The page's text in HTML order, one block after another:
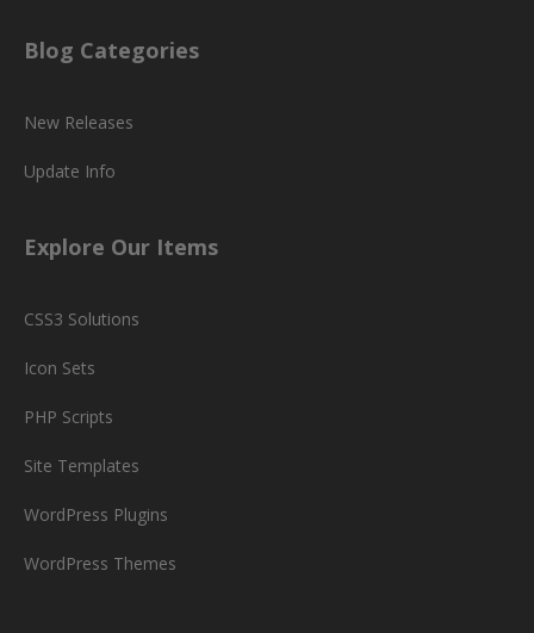
Blog Categories
New Releases
Update Info
Explore Our Items
CSS3 Solutions
Icon Sets
PHP Scripts
Site Templates
WordPress Plugins
WordPress Themes